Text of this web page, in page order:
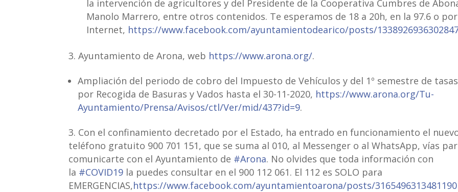
la intervención de agricultores y del Presidente de la Cooperativa Cumbres de
Manolo Marrero, entre otros contenidos. Te esperamos de 18 a 20h, en la 97.6 o por
Internet, https://www.facebook.com/ayuntamientodearico/posts/
Ayuntamiento de Arona, web https://www.arona.org/.
Ampliación del periodo de cobro del Impuesto de Vehículos y del 1º semestre de tasas
por Recogida de Basuras y Vados hasta el 30-11-2020, https://www.arona.org/Tu-
Ayuntamiento/Prensa/Avisos/ctl/Ver/mid/437?id=9.
Con el confinamiento decretado por el Estado, ha entrado en funcionamiento el
teléfono gratuito 900 701 151, que se suma al 010, al Messenger o al WhatsApp, vías
comunicarte con el Ayuntamiento de #Arona. No olvides que toda información con
la #COVID19 la puedes consultar en el 900 112 061. El 112 es SOLO para
EMERGENCIAS,https://www.facebook.com/ayuntamientoarona/posts/3165496313481190